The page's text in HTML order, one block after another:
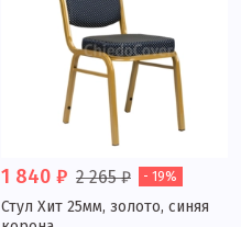
1 840 ₽ 2 265 ₽ - 19%
Стул Хит 25мм, золото, синяя